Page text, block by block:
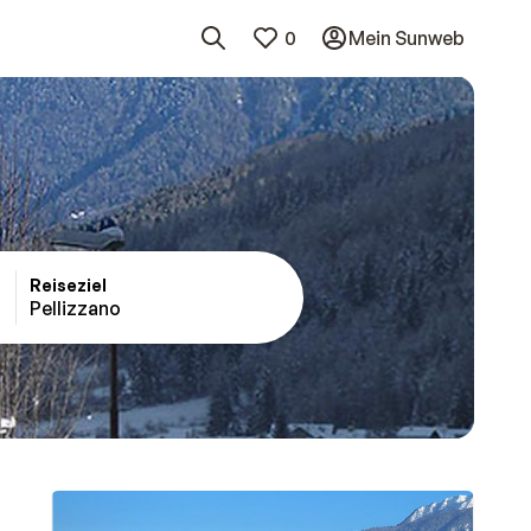
0 Mein Sunweb
Reiseziel
Pellizzano